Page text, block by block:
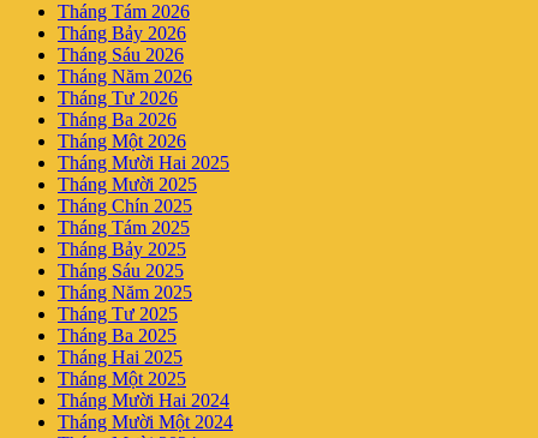
Tháng Tám 2026
Tháng Bảy 2026
Tháng Sáu 2026
Tháng Năm 2026
Tháng Tư 2026
Tháng Ba 2026
Tháng Một 2026
Tháng Mười Hai 2025
Tháng Mười 2025
Tháng Chín 2025
Tháng Tám 2025
Tháng Bảy 2025
Tháng Sáu 2025
Tháng Năm 2025
Tháng Tư 2025
Tháng Ba 2025
Tháng Hai 2025
Tháng Một 2025
Tháng Mười Hai 2024
Tháng Mười Một 2024